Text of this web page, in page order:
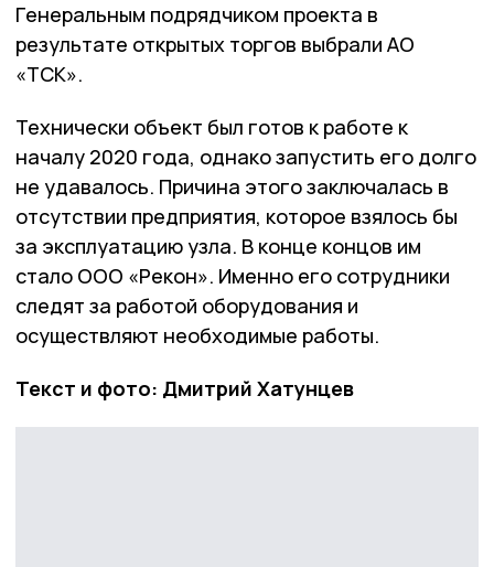
Генеральным подрядчиком проекта в
результате открытых торгов выбрали АО
«ТСК».
Технически объект был готов к работе к
началу 2020 года, однако запустить его долго
не удавалось. Причина этого заключалась в
отсутствии предприятия, которое взялось бы
за эксплуатацию узла. В конце концов им
стало ООО «Рекон». Именно его сотрудники
следят за работой оборудования и
осуществляют необходимые работы.
Текст и фото: Дмитрий Хатунцев